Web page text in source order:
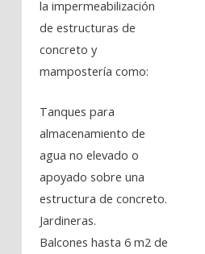
la impermeabilización
de estructuras de
concreto y
mampostería como:
Tanques para
almacenamiento de
agua no elevado o
apoyado sobre una
estructura de concreto.
Jardineras.
Balcones hasta 6 m2 de